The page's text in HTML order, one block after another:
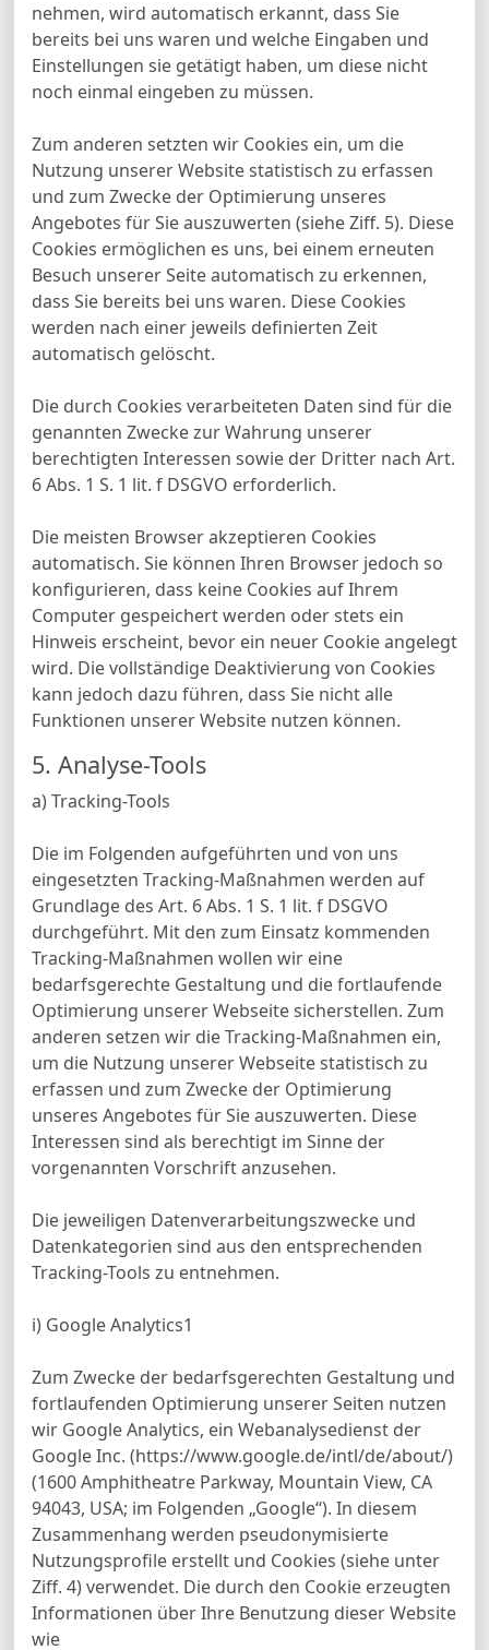
nehmen, wird automatisch erkannt, dass Sie
bereits bei uns waren und welche Eingaben und
Einstellungen sie getätigt haben, um diese nicht
noch einmal eingeben zu müssen.
Zum anderen setzten wir Cookies ein, um die
Nutzung unserer Website statistisch zu erfassen
und zum Zwecke der Optimierung unseres
Angebotes für Sie auszuwerten (siehe Ziff. 5). Diese
Cookies ermöglichen es uns, bei einem erneuten
Besuch unserer Seite automatisch zu erkennen,
dass Sie bereits bei uns waren. Diese Cookies
werden nach einer jeweils definierten Zeit
automatisch gelöscht.
Die durch Cookies verarbeiteten Daten sind für die
genannten Zwecke zur Wahrung unserer
berechtigten Interessen sowie der Dritter nach Art.
6 Abs. 1 S. 1 lit. f DSGVO erforderlich.
Die meisten Browser akzeptieren Cookies
automatisch. Sie können Ihren Browser jedoch so
konfigurieren, dass keine Cookies auf Ihrem
Computer gespeichert werden oder stets ein
Hinweis erscheint, bevor ein neuer Cookie angelegt
wird. Die vollständige Deaktivierung von Cookies
kann jedoch dazu führen, dass Sie nicht alle
Funktionen unserer Website nutzen können.
5. Analyse-Tools
a) Tracking-Tools
Die im Folgenden aufgeführten und von uns
eingesetzten Tracking-Maßnahmen werden auf
Grundlage des Art. 6 Abs. 1 S. 1 lit. f DSGVO
durchgeführt. Mit den zum Einsatz kommenden
Tracking-Maßnahmen wollen wir eine
bedarfsgerechte Gestaltung und die fortlaufende
Optimierung unserer Webseite sicherstellen. Zum
anderen setzen wir die Tracking-Maßnahmen ein,
um die Nutzung unserer Webseite statistisch zu
erfassen und zum Zwecke der Optimierung
unseres Angebotes für Sie auszuwerten. Diese
Interessen sind als berechtigt im Sinne der
vorgenannten Vorschrift anzusehen.
Die jeweiligen Datenverarbeitungszwecke und
Datenkategorien sind aus den entsprechenden
Tracking-Tools zu entnehmen.
i) Google Analytics1
Zum Zwecke der bedarfsgerechten Gestaltung und
fortlaufenden Optimierung unserer Seiten nutzen
wir Google Analytics, ein Webanalysedienst der
Google Inc. (https://www.google.de/intl/de/about/)
(1600 Amphitheatre Parkway, Mountain View, CA
94043, USA; im Folgenden „Google“). In diesem
Zusammenhang werden pseudonymisierte
Nutzungsprofile erstellt und Cookies (siehe unter
Ziff. 4) verwendet. Die durch den Cookie erzeugten
Informationen über Ihre Benutzung dieser Website
wie